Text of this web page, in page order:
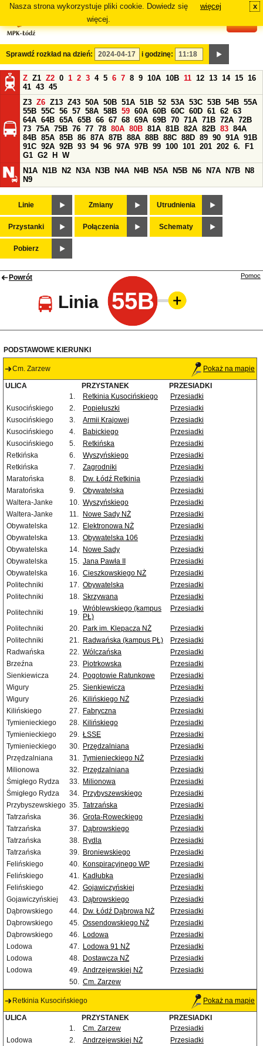
Nasza strona wykorzystuje pliki cookie. Dowiedz się
więcej.
więcej x
Sprawdź rozkład na dzień: i godzinę:
Z Z1 Z2 0 1 2 3 4 5 6 7 8 9 10A 10B 11 12 13 14 15 16
41 43 45
Z3 Z6 Z13 Z43 50A 50B 51A 51B 52 53A 53C 53B 54B 55A
55B 55C 56 57 58A 58B 59 60A 60B 60C 60D 61 62 63
64A 64B 65A 65B 66 67 68 69A 69B 70 71A 71B 72A 72B
73 75A 75B 76 77 78 80A 80B 81A 81B 82A 82B 83 84A
84B 85A 85B 86 87A 87B 88A 88B 88C 88D 89 90 91A 91B
91C 92A 92B 93 94 96 97A 97B 99 100 101 201 202 6.
F1
G1 G2 H
W
N1A
N1B N2 N3A N3B N4A N4B N5A N5B N6 N7A N7B
N8
N9
Linie Zmiany Utrudnienia
Przystanki Połączenia Schematy
Pobierz
Powrót
Linia 55B
Pomoc
PODSTAWOWE KIERUNKI
Cm. Zarzew Pokaż na mapie
ULICA PRZYSTANEK
PRZESIADKI
1.
Retkinia Kusocińskiego
Przesiadki
Kusocińskiego
2. Popiełuszki
Przesiadki
Kusocińskiego
3. Armii Krajowej
Przesiadki
Kusocińskiego
4. Babickiego
Przesiadki
Kusocińskiego
5. Retkińska
Przesiadki
Retkińska
6. Wyszyńskiego
Przesiadki
Retkińska
7. Zagrodniki
Przesiadki
Maratońska
8. Dw. Łódź Retkinia
Przesiadki
Maratońska
9. Obywatelska
Przesiadki
Waltera-Janke
10. Wyszyńskiego
Przesiadki
Waltera-Janke
11. Nowe Sady NŻ
Przesiadki
Obywatelska
12. Elektronowa NŻ
Przesiadki
Obywatelska
13. Obywatelska 106
Przesiadki
Obywatelska
14. Nowe Sady
Przesiadki
Obywatelska
15. Jana Pawła II
Przesiadki
Obywatelska
16. Cieszkowskiego NŻ
Przesiadki
Politechniki
17. Obywatelska
Przesiadki
Politechniki
18. Skrzywana
Przesiadki
Politechniki
19. Wróblewskiego (kampus
PŁ)
Przesiadki
Politechniki 20. Park im. Klepacza NŻ
Przesiadki
Politechniki
21. Radwańska (kampus PŁ)
Przesiadki
Radwańska
22. Wólczańska
Przesiadki
Brzeźna
23. Piotrkowska
Przesiadki
Sienkiewicza
24. Pogotowie Ratunkowe
Przesiadki
Wigury
25. Sienkiewicza
Przesiadki
Wigury
26. Kilińskiego NŻ
Przesiadki
Kilińskiego
27. Fabryczna
Przesiadki
Tymienieckiego
28. Kilińskiego
Przesiadki
Tymienieckiego
29. ŁSSE
Przesiadki
Tymienieckiego
30. Przędzalniana
Przesiadki
Przędzalniana
31. Tymienieckiego NŻ
Przesiadki
Milionowa
32. Przędzalniana
Przesiadki
Śmigłego Rydza
33. Milionowa
Przesiadki
Śmigłego Rydza
34. Przybyszewskiego
Przesiadki
Przybyszewskiego 35. Tatrzańska
Przesiadki
Tatrzańska
36. Grota-Roweckiego
Przesiadki
Tatrzańska
37. Dąbrowskiego
Przesiadki
Tatrzańska
38. Rydla
Przesiadki
Tatrzańska
39. Broniewskiego
Przesiadki
Felińskiego
40. Konspiracyjnego WP
Przesiadki
Felińskiego
41. Kadłubka
Przesiadki
Felińskiego
42. Gojawiczyńskiej
Przesiadki
Gojawiczyńskiej
43. Dąbrowskiego
Przesiadki
Dąbrowskiego
44. Dw. Łódź Dąbrowa NŻ
Przesiadki
Dąbrowskiego
45. Ossendowskiego NŻ
Przesiadki
Dąbrowskiego
46. Lodowa
Przesiadki
Lodowa
47. Lodowa 91 NŻ
Przesiadki
Lodowa
48. Dostawcza NŻ
Przesiadki
Lodowa
49. Andrzejewskiej NŻ
Przesiadki
50. Cm. Zarzew
Retkinia Kusocińskiego Pokaż na mapie
ULICA PRZYSTANEK
PRZESIADKI
1.
Cm. Zarzew
Przesiadki
Lodowa
2. Andrzejewskiej NŻ
Przesiadki